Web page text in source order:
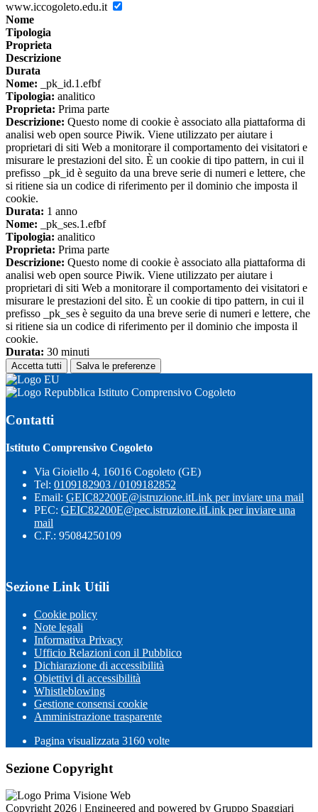
www.iccogoleto.edu.it
Nome
Tipologia
Proprieta
Descrizione
Durata
Nome: _pk_id.1.efbf
Tipologia: analitico
Proprieta: Prima parte
Descrizione: Questo nome di cookie è associato alla piattaforma di
analisi web open source Piwik. Viene utilizzato per aiutare i
proprietari di siti Web a monitorare il comportamento dei visitatori e
misurare le prestazioni del sito. È un cookie di tipo pattern, in cui il
prefisso _pk_id è seguito da una breve serie di numeri e lettere, che
si ritiene sia un codice di riferimento per il dominio che imposta il
cookie.
Durata: 1 anno
Nome: _pk_ses.1.efbf
Tipologia: analitico
Proprieta: Prima parte
Descrizione: Questo nome di cookie è associato alla piattaforma di
analisi web open source Piwik. Viene utilizzato per aiutare i
proprietari di siti Web a monitorare il comportamento dei visitatori e
misurare le prestazioni del sito. È un cookie di tipo pattern, in cui il
prefisso _pk_ses è seguito da una breve serie di numeri e lettere, che
si ritiene sia un codice di riferimento per il dominio che imposta il
cookie.
Durata: 30 minuti
Accetta tutti Salva le preferenze
Istituto Comprensivo Cogoleto
Contatti
Istituto Comprensivo Cogoleto
Via Gioiello 4, 16016 Cogoleto (GE)
Tel: 0109182903 / 0109182852
Email: GEIC82200E@istruzione.itLink per inviare una mail
PEC: GEIC82200E@pec.istruzione.itLink per inviare una
mail
C.F.: 95084250109
Sezione Link Utili
Cookie policy
Note legali
Informativa Privacy
Ufficio Relazioni con il Pubblico
Dichiarazione di accessibilità
Obiettivi di accessibilità
Whistleblowing
Gestione consensi cookie
Amministrazione trasparente
Pagina visualizzata 3160 volte
Sezione Copyright
Copyright 2026 | Engineered and powered by Gruppo Spaggiari